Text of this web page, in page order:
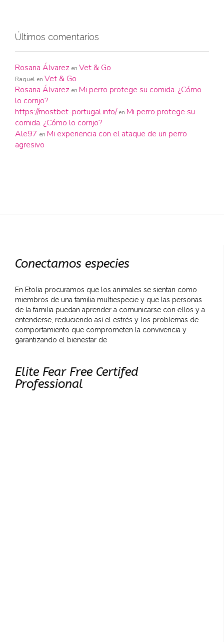
Últimos comentarios
Rosana Álvarez en Vet & Go
Raquel en Vet & Go
Rosana Álvarez en Mi perro protege su comida. ¿Cómo
lo corrijo?
https://mostbet-portugal.info/ en Mi perro protege su
comida. ¿Cómo lo corrijo?
Ale97 en Mi experiencia con el ataque de un perro
agresivo
Conectamos especies
En Etolia procuramos que los animales se sientan como
miembros de una familia multiespecie y que las personas
de la familia puedan aprender a comunicarse con ellos y a
entenderse, reduciendo así el estrés y los problemas de
comportamiento que comprometen la convivencia y
garantizando el bienestar de
Elite Fear Free Certifed
Professional